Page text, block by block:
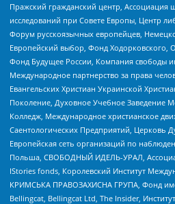
Пражский гражданский центр, Ассоциация
исследований при Совете Европы, Центр
Форум русскоязычных европейцев,
Европейский выбор, Фонд Ходорковского,
Фонд Будущее России, Компания свободы
Международное партнерство за права
Евангельских Христиан Украинской
Поколение, Духовное Учебное Заведение
Колледж, Международное христианское
Саентологических Предприятий, Церковь
Европейская сеть организаций по
Польша, СВОБОДНЫЙ ИДЕЛЬ-УРАЛ,
IStories fonds, Королевский Институт
КРИМСЬКА ПРАВОЗАХИСНА ГРУПА, Фонд
Bellingcat, Bellingcat Ltd, The Insider,